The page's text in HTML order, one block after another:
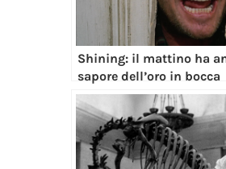
Shining: il mattino ha
sapore dell’oro in bocca